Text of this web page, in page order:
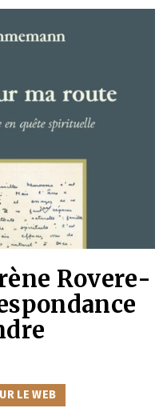
Rovere-
LE WEB